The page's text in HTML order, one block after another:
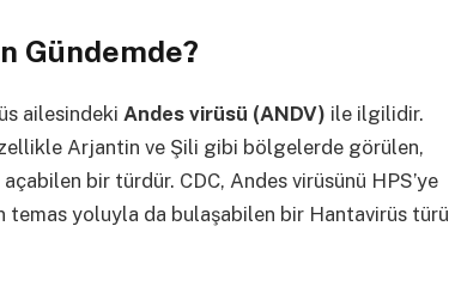
Gündemde?
ailesindeki Andes virüsü (ANDV) ile ilgilidir.
Arjantin ve Şili gibi bölgelerde görülen,
bir türdür. CDC, Andes virüsünü HPS’ye
temas yoluyla da bulaşabilen bir Hantavirüs türü